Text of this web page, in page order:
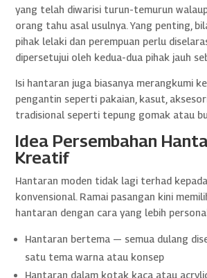
yang telah diwarisi turun-temurun
orang tahu asal usulnya. Yang penting,
pihak lelaki dan perempuan perlu
dipersetujui oleh kedua-dua pihak jauh
Isi hantaran juga biasanya merangkumi
pengantin seperti pakaian, kasut,
tradisional seperti tepung gomak atau
Idea Persembahan
Kreatif
Hantaran moden tidak lagi terhad
konvensional. Ramai pasangan kini
hantaran dengan cara yang lebih
Hantaran bertema — semua dulang
satu tema warna atau konsep
Hantaran dalam kotak kaca atau